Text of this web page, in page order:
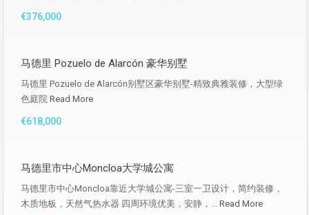
€376,000
马德里 Pozuelo de Alarcón 豪华别墅
马德里 Pozuelo de Alarcón别墅区豪华别墅-精致典雅装修，大型绿
色庭院 Read More
€618,000
马德里市中心Moncloa大学城公寓
马德里市中心Moncloa靠近大学城公寓-三室一卫设计，简约装修，
木质地板，天然气热水器 四周环境优美，安静，... Read More